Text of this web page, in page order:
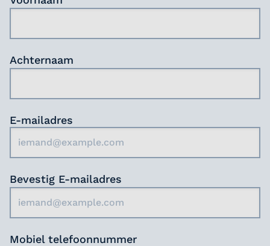
loopbaanbegeleiding en toegang tot diverse
Zie jij jezelf al bijdragen aan een betere zorg in
vooropstelt?
Achternaam
E-mailadres
Bevestig E-mailadres
Mobiel telefoonnummer